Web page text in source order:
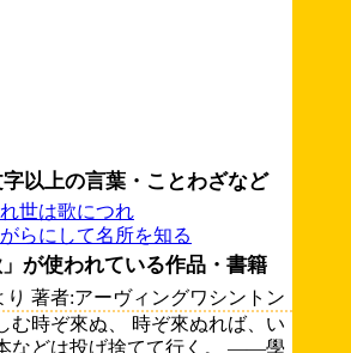
以上の言葉・ことわざなど
世は歌につれ
らにして名所を知る
が使われている作品・書籍
り 著者:アーヴィングワシントン
む時ぞ來ぬ、 時ぞ來ぬれば、い
などは投げ捨てて行く。 ――學